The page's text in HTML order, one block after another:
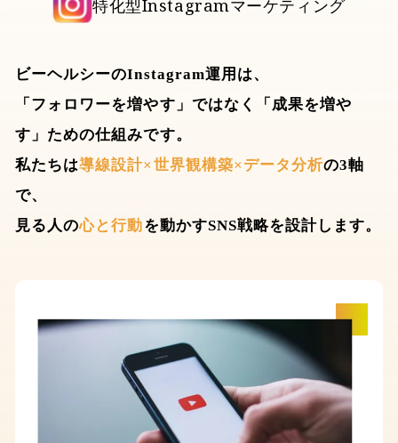
特化型Instagramマーケティング
ビーヘルシーのInstagram運用は、
「フォロワーを増やす」ではなく「成果を増や
す」ための仕組みです。
私たちは導線設計×世界観構築×データ分析の3軸
で、
見る人の心と行動を動かすSNS戦略を設計します。